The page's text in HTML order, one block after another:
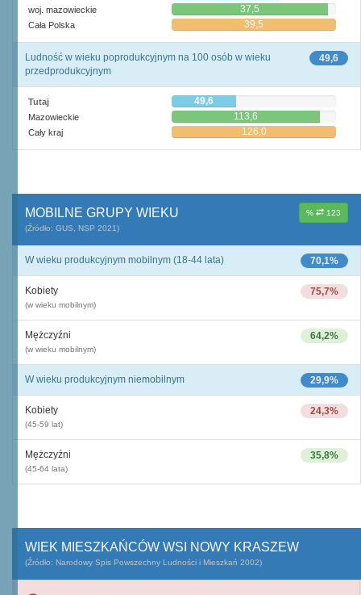
woj. mazowieckie 37,5
Cała Polska 39,5
49,6
Ludność w wieku poprodukcyjnym na 100 osób w wieku
przedprodukcyjnym
Tutaj 49,6
Mazowieckie 113,6
Cały kraj 126,0
% 123
MOBILNE GRUPY WIEKU
(Źródło: GUS, NSP 2021)
70,1%
W wieku produkcyjnym mobilnym (18-44 lata)
75,7%
Kobiety
(w wieku mobilnym)
64,2%
Mężczyźni
(w wieku mobilnym)
29,9%
W wieku produkcyjnym niemobilnym
24,3%
Kobiety
(45-59 lat)
35,8%
Mężczyźni
(45-64 lata)
WIEK MIESZKAŃCÓW WSI NOWY KRASZEW
(Źródło: Narodowy Spis Powszechny Ludności i Mieszkań 2002)